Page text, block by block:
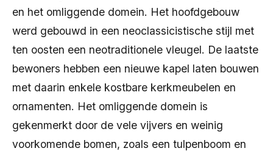
en het omliggende domein. Het hoofdgebouw
werd gebouwd in een neoclassicistische stijl met
ten oosten een neotraditionele vleugel. De laatste
bewoners hebben een nieuwe kapel laten bouwen
met daarin enkele kostbare kerkmeubelen en
ornamenten. Het omliggende domein is
gekenmerkt door de vele vijvers en weinig
voorkomende bomen, zoals een tulpenboom en